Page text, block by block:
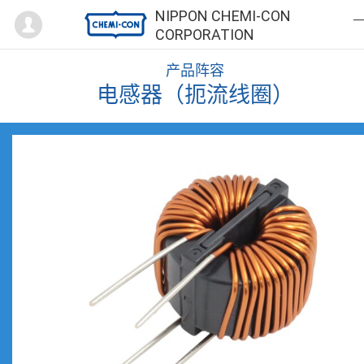
NIPPON CHEMI-CON
CORPORATION
Mypage
产品阵容
电感器（扼流线圈）